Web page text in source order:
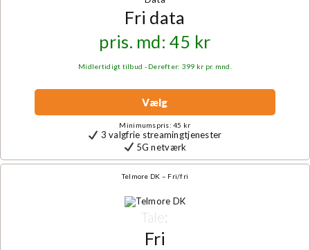
Fri data
pris. md: 45 kr
Midlertidigt tilbud - Derefter: 399 kr pr. mnd.
Vælg
Minimumspris: 45 kr
3 valgfrie streamingtjenester
5G netværk
Telmore DK – Fri/fri
Tale:
Fri